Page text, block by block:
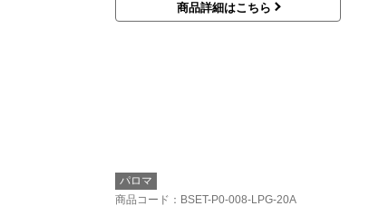
商品詳細はこちら
パロマ
商品コード ：BSET-P0-008-LPG-20A